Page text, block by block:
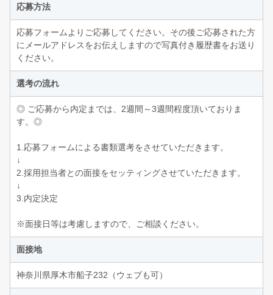
応募方法
応募フォームよりご応募してください。その後ご応募された方
にメールアドレスをお伝えしますので写真付き履歴書をお送り
ください。
選考の流れ
◎ ご応募から内定までは、2週間～3週間程度頂いておりま
す。◎
1.応募フォームによる書類選考をさせていただきます。
↓
2.採用担当者との面接をセッティングさせていただきます。
↓
3.内定決定
※面接日等は考慮しますので、ご相談ください。
面接地
神奈川県厚木市船子232（ウェブも可）